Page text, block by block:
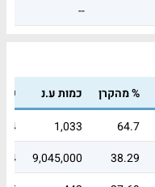
--
% מהקרן כמות ע.נ
64.7
1,033
38.29
9,045,000